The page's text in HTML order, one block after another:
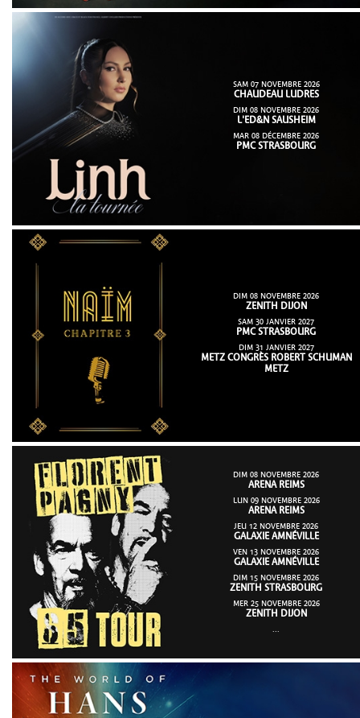
SAM 07 NOVEMBRE 2026
CHAUDEAU LUDRES
DIM 08 NOVEMBRE 2026
L'ED&N SAUSHEIM
MAR 08 DÉCEMBRE 2026
PMC STRASBOURG
DIM 08 NOVEMBRE 2026
ZENITH DIJON
SAM 30 JANVIER 2027
PMC STRASBOURG
DIM 31 JANVIER 2027
METZ CONGRÈS ROBERT SCHUMAN
METZ
DIM 08 NOVEMBRE 2026
ARENA REIMS
LUN 09 NOVEMBRE 2026
ARENA REIMS
JEU 12 NOVEMBRE 2026
GALAXIE AMNÉVILLE
VEN 13 NOVEMBRE 2026
GALAXIE AMNÉVILLE
DIM 15 NOVEMBRE 2026
ZENITH STRASBOURG
MER 25 NOVEMBRE 2026
ZENITH DIJON
...